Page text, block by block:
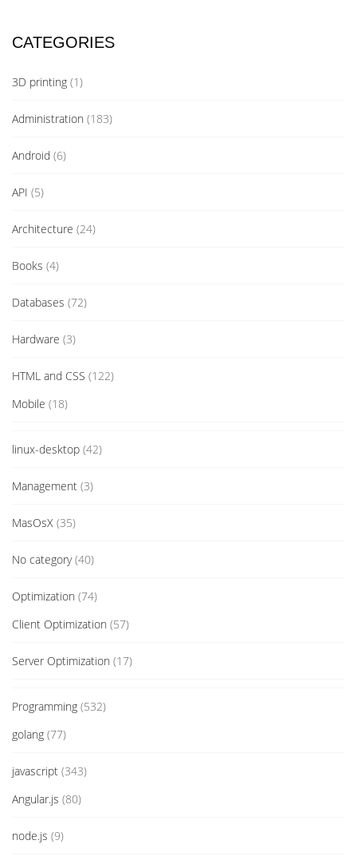
CATEGORIES
3D printing (1)
Administration (183)
Android (6)
API (5)
Architecture (24)
Books (4)
Databases (72)
Hardware (3)
HTML and CSS (122)
Mobile (18)
linux-desktop (42)
Management (3)
MasOsX (35)
No category(40)
Optimization (74)
Client Optimization (57)
Server Optimization (17)
Programming (532)
golang (77)
javascript (343)
Angular.js (80)
node.js (9)